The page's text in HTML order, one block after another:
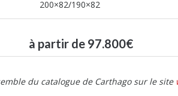
200×82/190×82
de 97.800€
du catalogue de Carthago sur le site